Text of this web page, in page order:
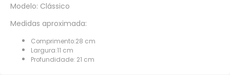
Modelo: Clássico
Medidas aproximada:
Comprimento:28 cm
Largura:11 cm
Profundidade: 21 cm